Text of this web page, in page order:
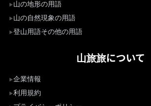
山の地形の用語
山の自然現象の用語
登山用語その他の用語
山旅旅について
企業情報
利用規約